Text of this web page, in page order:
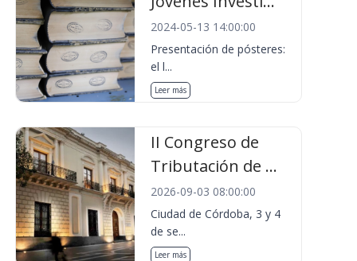
2024-05-13 14:00:00
Presentación de pósteres:
el l...
Leer más
II Congreso de
Tributación de ...
2026-09-03 08:00:00
Ciudad de Córdoba, 3 y 4
de se...
Leer más